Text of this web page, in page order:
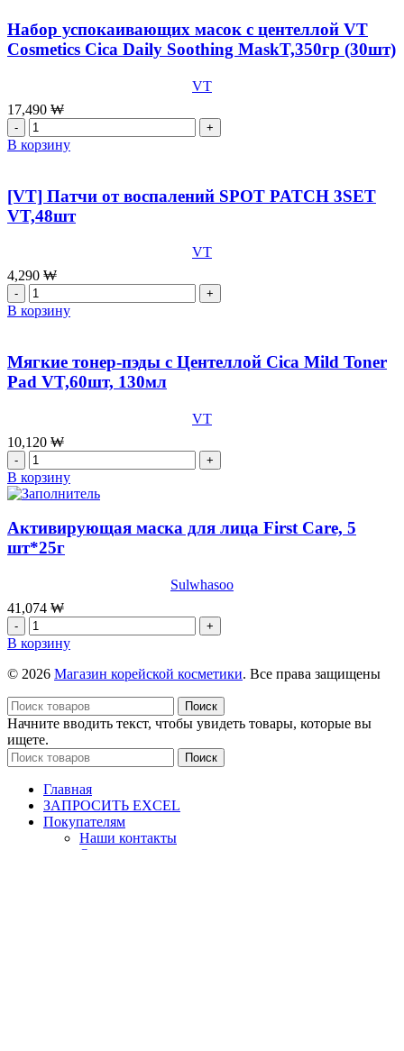
для
лица
со
OHUI
The
First
Geniture
мл
Набор успокаивающих масок с центеллой VT
Cosmetics Cica Daily Soothing MaskT,350гр (30шт)
VT
17,490 ₩
Количество
товара
Набор
масок
с
центеллой
Cica
Daily
Soothing
MaskT,350гр
В корзину
[VT] Патчи от воспалений SPOT PATCH 3SET
VT,48шт
VT
4,290 ₩
Количество
товара
[VT]
воспалений
SPOT
VT,48шт
В корзину
Мягкие тонер-пэды с Центеллой Cica Mild Toner
Pad VT,60шт, 130мл
VT
10,120 ₩
Количество
товара
Мягкие
пэды
с
Центеллой
Toner
Pad
VT,60шт,
130мл
В корзину
Активирующая маска для лица First Care, 5
шт*25г
Sulwhasoo
41,074 ₩
Количество
товара
Активирующая
маска
лица
First
Care,
5
шт*25г
В корзину
© 2026 Магазин корейской косметики. Все права защищены
Поиск
Начните вводить текст, чтобы увидеть товары, которые вы
ищете.
Поиск
Главная
ЗАПРОСИТЬ EXCEL
Покупателям
Наши контакты
Отзывы